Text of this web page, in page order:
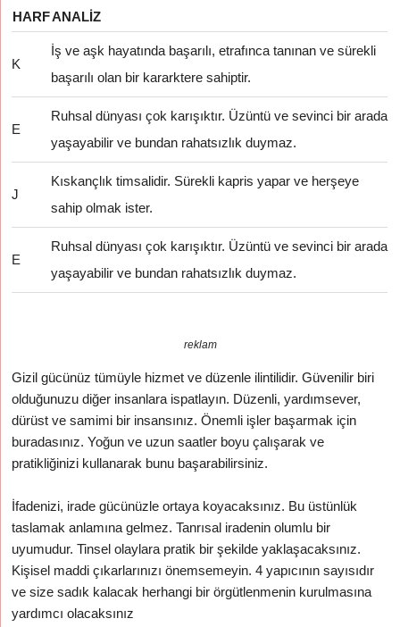
HARFANALIZ
K
İş ve aşk hayatında başarılı, etrafınca tanınan ve sürekli
başarılı olan bir kararktere sahiptir.
E
Ruhsal dünyası çok karışıktır. Üzüntü ve sevinci bir arada
yaşayabilir ve bundan rahatsızlık duymaz.
J
Kıskançlık timsalidir. Sürekli kapris yapar ve herşeye
sahip olmak ister.
E
Ruhsal dünyası çok karışıktır. Üzüntü ve sevinci bir arada
yaşayabilir ve bundan rahatsızlık duymaz.
reklam
Gizil gücünüz tümüyle hizmet ve düzenle ilintilidir. Güvenilir biri
olduğunuzu diğer insanlara ispatlayın. Düzenli, yardımsever,
dürüst ve samimi bir insansınız. Önemli işler başarmak için
buradasınız. Yoğun ve uzun saatler boyu çalışarak ve
pratikliğinizi kullanarak bunu başarabilirsiniz.
İfadenizi, irade gücünüzle ortaya koyacaksınız. Bu üstünlük
taslamak anlamına gelmez. Tanrısal iradenin olumlu bir
uyumudur. Tinsel olaylara pratik bir şekilde yaklaşacaksınız.
Kişisel maddi çıkarlarınızı önemsemeyin. 4 yapıcının sayısıdır
ve size sadık kalacak herhangi bir örgütlenmenin kurulmasına
yardımcı olacaksınız